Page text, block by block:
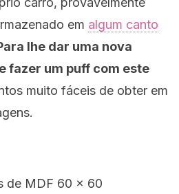
em algum canto
lhe dar uma nova
fazer um puff com este
muito fáceis de obter em
de MDF 60 x 60